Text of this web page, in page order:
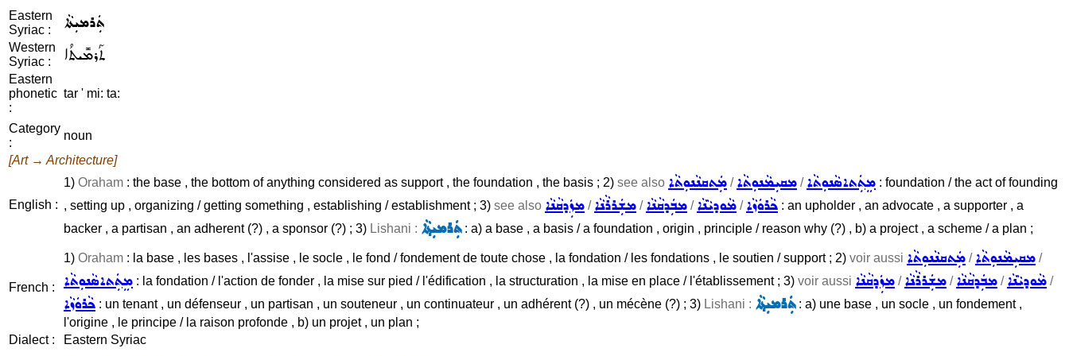
Eastern
Syriac :
ܬܲܪܡܝܼܬܵܐ
Western
Syriac :
ܬܰܪܡܺܝܬܳܐ
Eastern
phonetic
:
tar ' mi: ta:
Category
:
noun
[Art → Architecture]
English :
1) Oraham : the base , the bottom of anything considered as support , the foundation , the basis ; 2) see also ܡܲܬܩܢܵܢܘܼܬܵܐ /ܡܩܝܼܡܵܢܘܼܬܵܐ /ܡܸܬܲܬܐܣܵܢܘܼܬܵܐ : foundation / the act of founding
, setting up , organizing / getting something , establishing / establishment ; 3) see also ܡܙܲܕܩܵܢܵܐ /ܡܫܲܪܪܵܢܵܐ /ܡܒܲܕܩܵܢܵܐ /ܡܵܘܕܝܵܢܵܐ /ܟܵܪܘܿܙܵܐ : an upholder , an advocate , a supporter , a
backer , a partisan , an adherent (?) , a sponsor (?) ; 3) Lishani : ܬܲܪܡܝܼܬ݂ܵܐ: a) a base , a basis / a foundation , origin , principle / reason why (?) , b) a project , a scheme / a plan ;
French :
1) Oraham : la base , les bases , l'assise , le socle , le fond / fondement de toute chose , la fondation / les fondations , le soutien / support ; 2) voir aussi ܡܲܬܩܢܵܢܘܼܬܵܐ /ܡܩܝܼܡܵܢܘܼܬܵܐ /
ܡܸܬܲܬܐܣܵܢܘܼܬܵܐ : la fondation / l'action de fonder , la mise sur pied / l'édification , la structuration , la mise en place / l'établissement ; 3) voir aussi ܡܙܲܕܩܵܢܵܐ /ܡܫܲܪܪܵܢܵܐ /ܡܒܲܕܩܵܢܵܐ /ܡܵܘܕܝܵܢܵܐ /
ܟܵܪܘܿܙܵܐ : un tenant , un défenseur , un partisan , un souteneur , un continuateur , un adhérent (?) , un mécène (?) ; 3) Lishani : ܬܲܪܡܝܼܬ݂ܵܐ: a) une base , un socle , un fondement ,
l'origine , le principe / la raison profonde , b) un projet , un plan ;
Dialect :
Eastern Syriac